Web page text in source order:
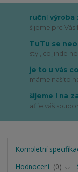
ruční výroba
šijeme pro
TuTu se
styl, co jinde
je to u vás
máme našito
šijeme i na
ať je váš
Kompletní
Hodnocení
0